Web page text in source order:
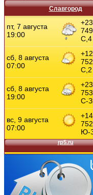
Славгород